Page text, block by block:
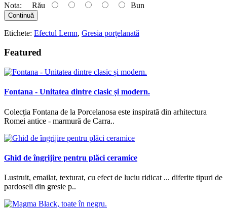
Nota: Rău Bun
Continuă
Etichete: Efectul Lemn, Gresia porțelanată
Featured
Fontana - Unitatea dintre clasic și modern.
Colecția Fontana de la Porcelanosa este inspirată din arhitectura
Romei antice - marmură de Carra..
Ghid de îngrijire pentru plăci ceramice
Lustruit, emailat, texturat, cu efect de luciu ridicat ... diferite tipuri de
pardoseli din gresie p..